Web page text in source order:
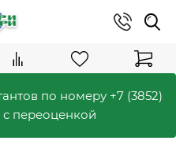
по номеру +7 (3852)
с переоценкой